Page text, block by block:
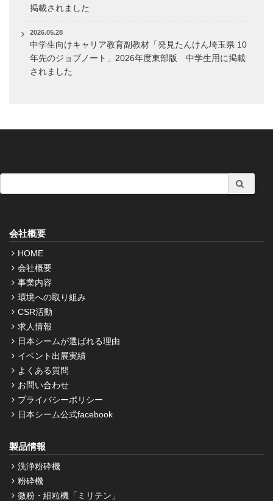
掲載されました
2026.05.28
中学生向けキャリア教育副教材「発見たんけん埼玉県 10
年先のジョブノート」2026年度東部版 中学生用に掲載
されました
会社概要
HOME
会社概要
事業内容
環境への取り組み
CSR活動
求人情報
日本シームが選ばれる理由
イベント出展実績
よくある質問
お問い合わせ
プライバシーポリシー
日本シーム公式facebook
製品情報
洗浄粉砕機
粉砕機
微粉・細粒機「ミリテン」